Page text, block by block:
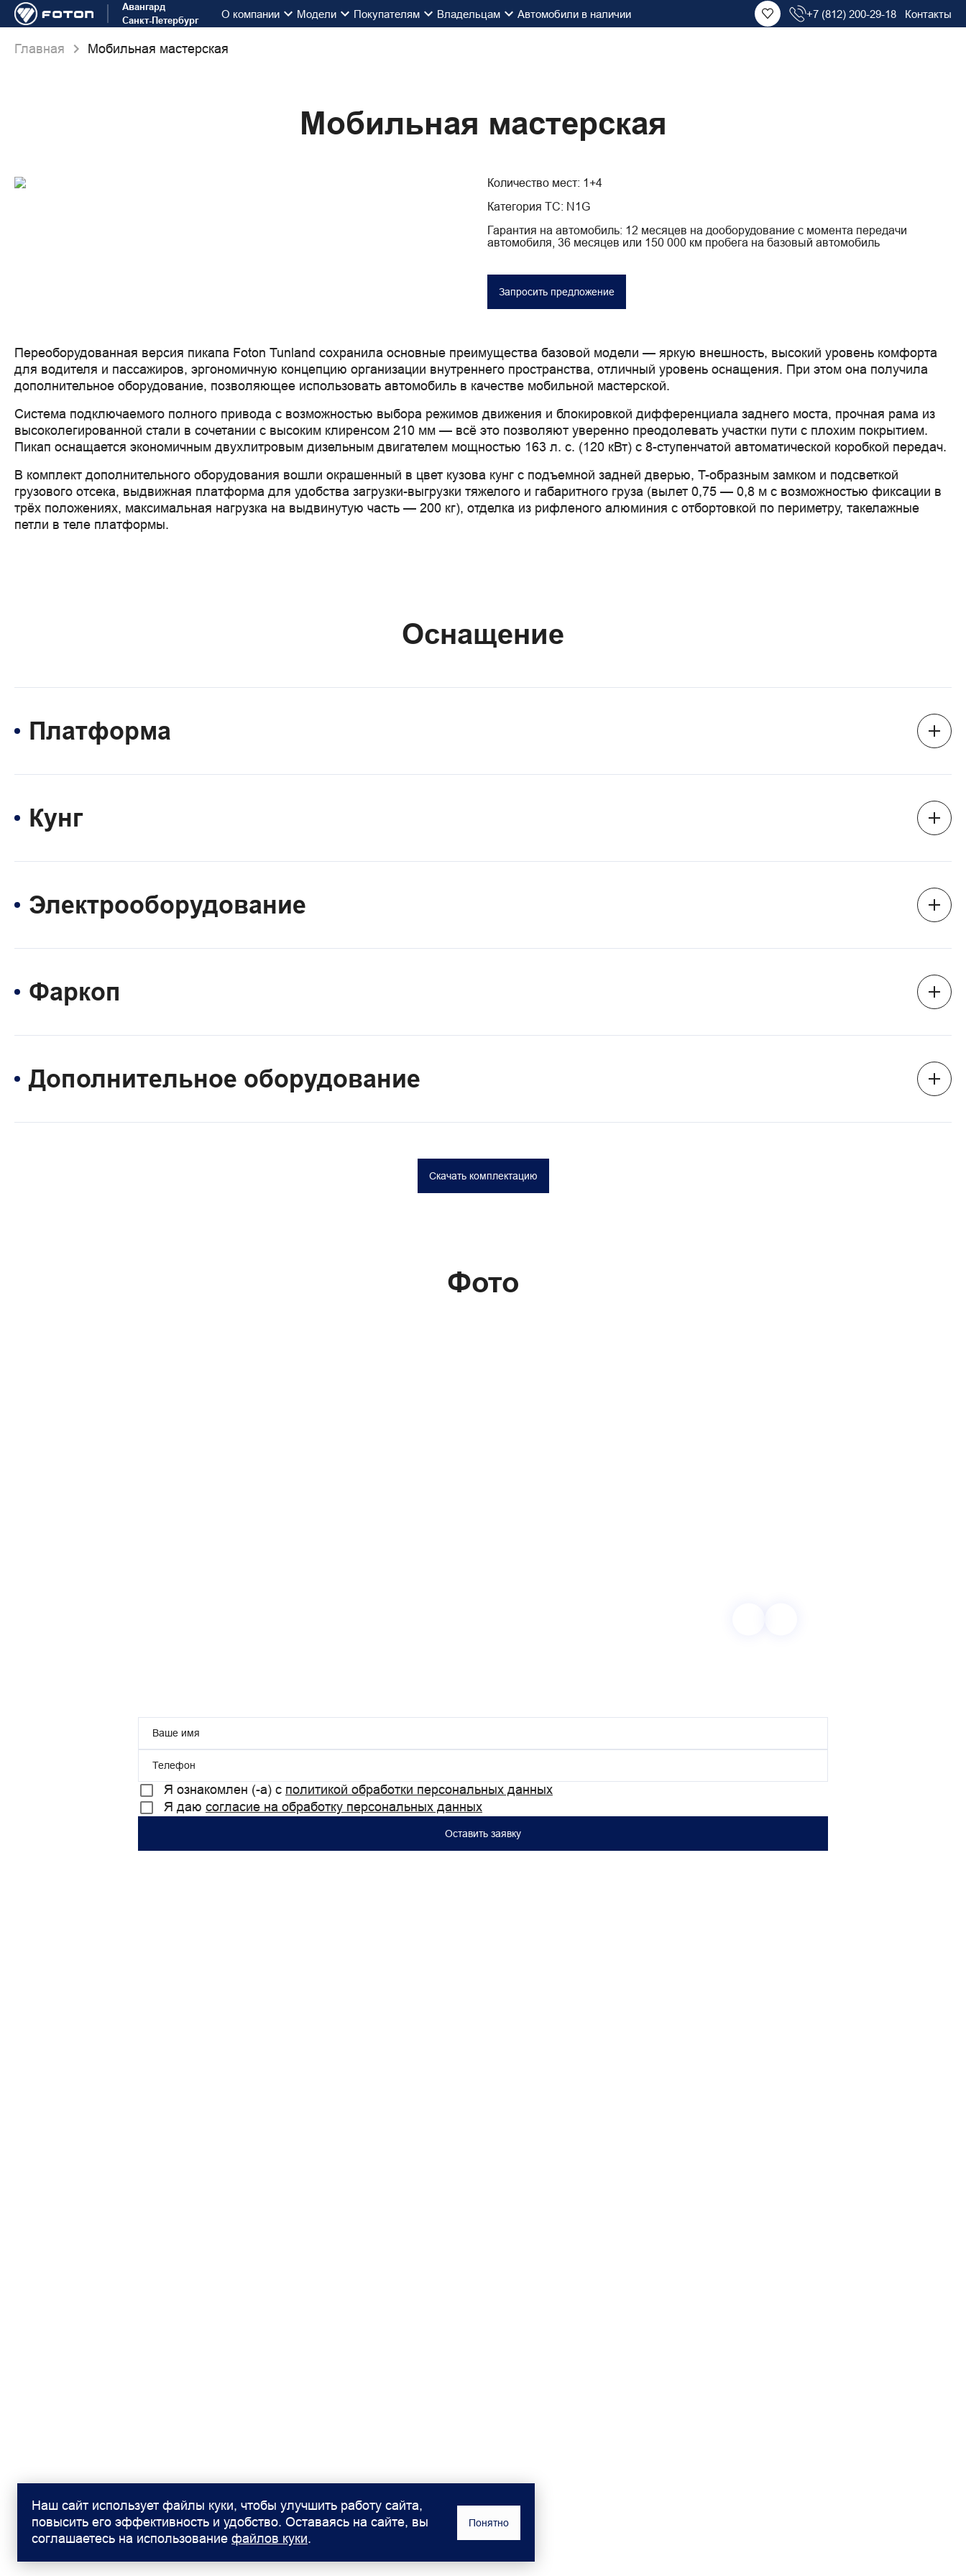
Авангард
Санкт-Петербург
О компании Модели Покупателям Владельцам Автомобили в наличии +7 (812) 200-29-18 Контакты
Главная Мобильная мастерская
Мобильная мастерская
Количество мест: 1+4
Категория ТС: N1G
Гарантия на автомобиль: 12 месяцев на дооборудование с момента передачи
автомобиля, 36 месяцев или 150 000 км пробега на базовый автомобиль
Запросить предложение
Переоборудованная версия пикапа Foton Tunland сохранила основные преимущества базовой модели — яркую внешность, высокий уровень комфорта
для водителя и пассажиров, эргономичную концепцию организации внутреннего пространства, отличный уровень оснащения. При этом она получила
дополнительное оборудование, позволяющее использовать автомобиль в качестве мобильной мастерской.
Система подключаемого полного привода с возможностью выбора режимов движения и блокировкой дифференциала заднего моста, прочная рама из
высоколегированной стали в сочетании с высоким клиренсом 210 мм — всё это позволяют уверенно преодолевать участки пути с плохим покрытием.
Пикап оснащается экономичным двухлитровым дизельным двигателем мощностью 163 л. с. (120 кВт) с 8-ступенчатой автоматической коробкой передач.
В комплект дополнительного оборудования вошли окрашенный в цвет кузова кунг с подъемной задней дверью, T-образным замком и подсветкой
грузового отсека, выдвижная платформа для удобства загрузки-выгрузки тяжелого и габаритного груза (вылет 0,75 — 0,8 м с возможностью фиксации в
трёх положениях, максимальная нагрузка на выдвинутую часть — 200 кг), отделка из рифленого алюминия с отбортовкой по периметру, такелажные
петли в теле платформы.
Оснащение
Платформа
Кунг
Электрооборудование
Фаркоп
Дополнительное оборудование
Скачать комплектацию
Фото
Ваше имя
Телефон
Я ознакомлен (-а) с политикой обработки персональных данных
Я даю согласие на обработку персональных данных
Оставить заявку
Наш сайт использует файлы куки, чтобы улучшить работу сайта,
повысить его эффективность и удобство. Оставаясь на сайте, вы
соглашаетесь на использование файлов куки.
Понятно